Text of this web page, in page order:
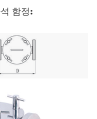
함정: